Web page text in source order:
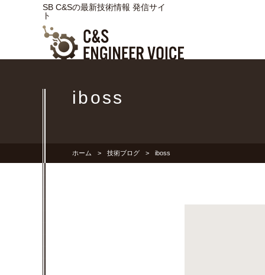
SB C&Sの最新技術情報 発信サイ
ト
iboss
ホーム 技術ブログ iboss